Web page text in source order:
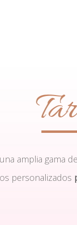
amplia gama de
personalizados